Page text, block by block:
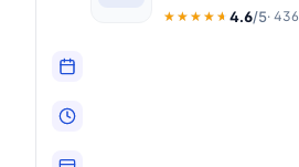
★★★★★
★★★★★ 4.6/5· 436